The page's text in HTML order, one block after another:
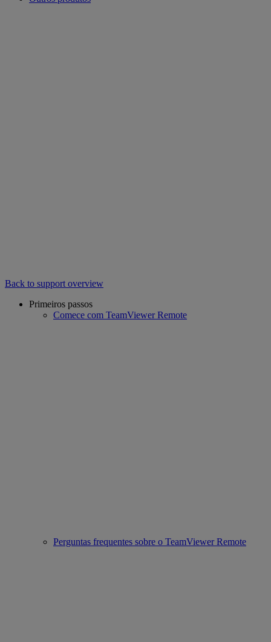
Back to support overview
Primeiros passos
Comece com TeamViewer Remote
Perguntas frequentes sobre o TeamViewer Remote